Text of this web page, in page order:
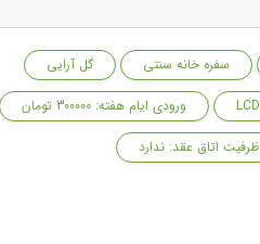
سفره خانه سنتی
گل آرایی
LCD
ورودی ایام هفته: 300000 تومان
ظرفیت اتاق عقد: ندارد